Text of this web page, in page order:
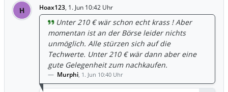
H Hoax123, 1. Jun 10:42 Uhr
Unter 210 € wär schon echt krass ! Aber
momentan ist an der Börse leider nichts
unmöglich. Alle stürzen sich auf die
Techwerte. Unter 210 € wär dann aber eine
gute Gelegenheit zum nachkaufen.
Murphi, 1. Jun 10:40 Uhr